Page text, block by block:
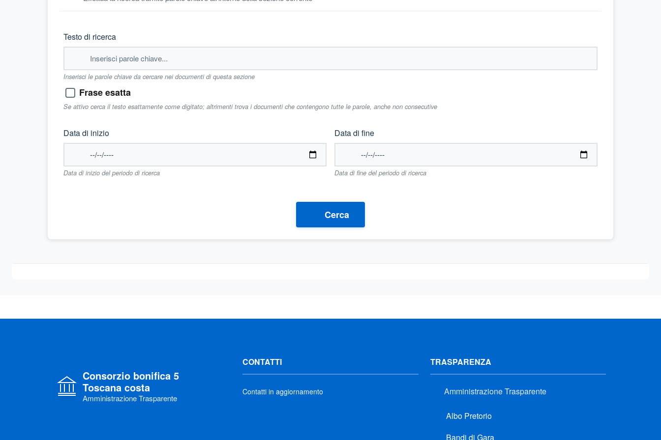
Testo di ricerca
Inserisci le parole chiave da cercare nei documenti di questa sezione
Frase esatta
Se attivo cerca il testo esattamente come digitato; altrimenti trova i documenti che contengono tutte le parole, anche non consecutive
Data di inizio
Data di inizio del periodo di ricerca
Data di fine
Data di fine del periodo di ricerca
Cerca
Consorzio bonifica 5
Toscana costa
Amministrazione Trasparente
CONTATTI
Contatti in aggiornamento
TRASPARENZA
Amministrazione Trasparente
Albo Pretorio
Bandi di Gara